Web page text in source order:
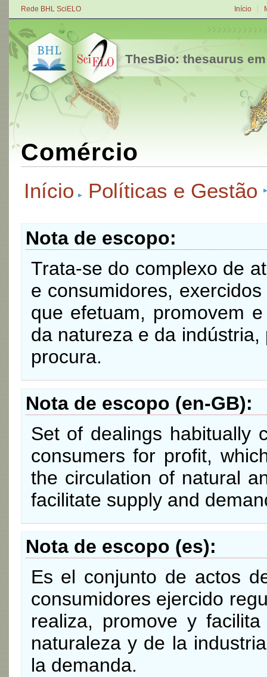
Rede BHL SciELO Início
ThesBio: thesaurus
Comércio
Início Políticas e Gestão
Nota de escopo
Trata-se do complexo de
e consumidores,
que efetuam, promovem
da natureza e da
procura.
Nota de escopo (en-GB)
Set of dealings habitually
consumers for profit,
the circulation of natural
facilitate supply and
Nota de escopo (es)
Es el conjunto de actos
consumidores ejercido
realiza, promove y
naturaleza y de la
la demanda.